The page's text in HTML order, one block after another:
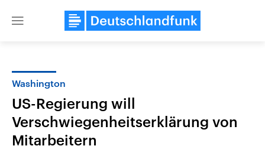
Close
Washington
US-Regierung will
Verschwiegenheitserklärung von
Mitarbeitern